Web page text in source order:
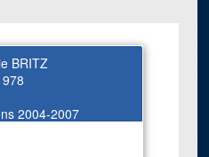
BRITZ
2004-2007